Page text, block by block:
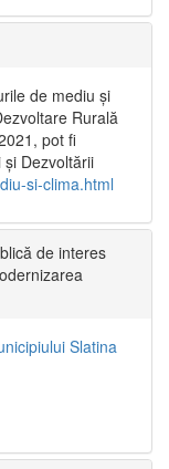
de mediu și
Rurală
pot fi
Dezvoltării
si-clima.html
de interes
Slatina